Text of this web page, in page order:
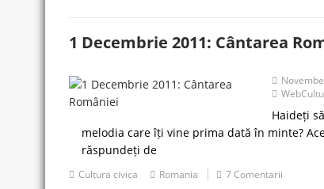
1 Decembrie 2011: Cântarea
Haideți
melodia care îți vine prima dată în minte?
răspundeți de
Cultura civica Romania 7 Comentarii